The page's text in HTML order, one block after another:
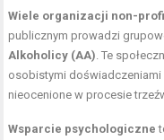
Wiele organizacji non-
publicznym prowadzi
Alkoholicy (AA) . Te
osobistymi
nieocenione w procesie
Wsparcie psychologiczne